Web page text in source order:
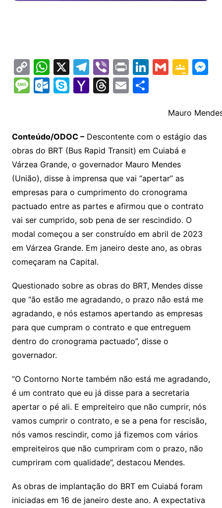
C
o
p
Li
n
k
W
h
at
A
p
p
X T
el
e
a
m
Vi
b
er
Pr
in
t
Li
n
k
dI
n
G
l
G
gl
e
Cl
o
o
m
M
s
M
s
a
g
e
O
o
k.
c
o
m
S
p
e
Y
o
o
M
ai
l
T
a
d
s
E
l
S
e
Mauro
Conteúdo/ODOC –Descontente com o estágio das
obras do BRT (Bus Rapid Transit) em Cuiabá e
Várzea Grande, o governador Mauro Mendes
(União), disse à imprensa que vai “apertar” as
empresas para o cumprimento do cronograma
pactuado entre as partes e afirmou que o contrato
vai ser cumprido, sob pena de ser rescindido. O
modal começou a ser construído em abril de 2023
em Várzea Grande. Em janeiro deste ano, as obras
começaram na Capital.
Questionado sobre as obras do BRT, Mendes disse
que “ão estão me agradando, o prazo não está me
agradando, e nós estamos apertando as empresas
para que cumpram o contrato e que entreguem
dentro do cronograma pactuado”, disse o
governador.
“O Contorno Norte também não está me agradando,
é um contrato que eu já disse para a secretaria
apertar o pé ali. E empreiteiro que não cumprir, nós
vamos cumprir o contrato, e se a pena for rescisão,
nós vamos rescindir, como já fizemos com vários
empreiteiros que não cumpriram com o prazo, não
cumpriram com qualidade”, destacou Mendes.
As obras de implantação do BRT em Cuiabá foram
iniciadas em 16 de janeiro deste ano. A expectativa